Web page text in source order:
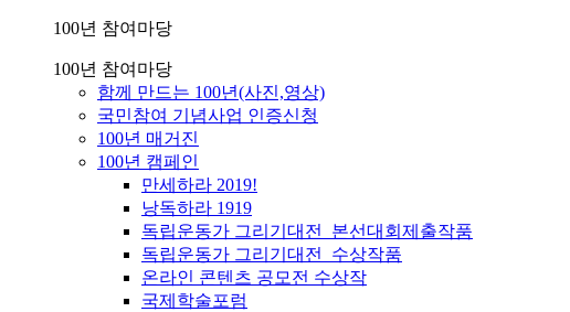
100년 참여마당
100년 참여마당
함께 만드는 100년(사진,영상)
국민참여 기념사업 인증신청
100년 매거진
100년 캠페인
만세하라 2019!
낭독하라 1919
독립운동가 그리기대전_본선대회제출작품
독립운동가 그리기대전_수상작품
온라인 콘텐츠 공모전 수상작
국제학술포럼